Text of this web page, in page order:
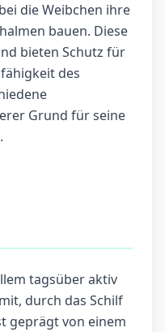
die Weibchen ihre
bauen. Diese
bieten Schutz für
des
Grund für seine
tagsüber aktiv
durch das Schilf
geprägt von einem